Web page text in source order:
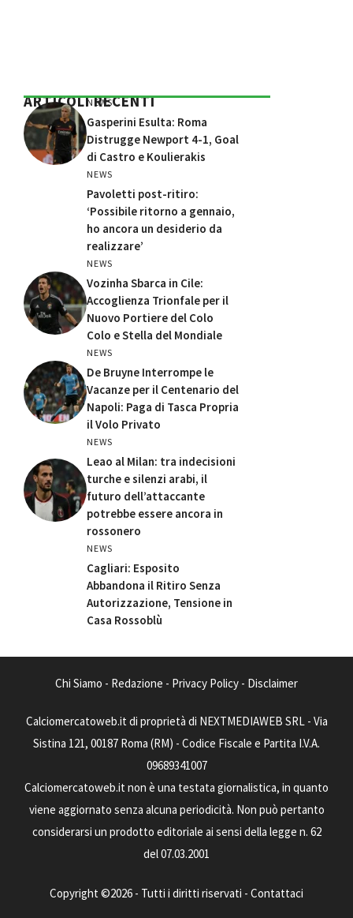
ARTICOLI RECENTI
NEWS
Gasperini Esulta: Roma
Distrugge Newport 4-1, Goal
di Castro e Koulierakis
NEWS
Pavoletti post-ritiro:
‘Possibile ritorno a gennaio,
ho ancora un desiderio da
realizzare’
NEWS
Vozinha Sbarca in Cile:
Accoglienza Trionfale per il
Nuovo Portiere del Colo
Colo e Stella del Mondiale
NEWS
De Bruyne Interrompe le
Vacanze per il Centenario del
Napoli: Paga di Tasca Propria
il Volo Privato
NEWS
Leao al Milan: tra indecisioni
turche e silenzi arabi, il
futuro dell’attaccante
potrebbe essere ancora in
rossonero
NEWS
Cagliari: Esposito
Abbandona il Ritiro Senza
Autorizzazione, Tensione in
Casa Rossoblù
Chi Siamo - Redazione - Privacy Policy - Disclaimer
Calciomercatoweb.it di proprietà di NEXTMEDIAWEB SRL - Via
Sistina 121, 00187 Roma (RM) - Codice Fiscale e Partita I.V.A.
09689341007
Calciomercatoweb.it non è una testata giornalistica, in quanto
viene aggiornato senza alcuna periodicità. Non può pertanto
considerarsi un prodotto editoriale ai sensi della legge n. 62
del 07.03.2001
Copyright ©2026 - Tutti i diritti riservati - Contattaci